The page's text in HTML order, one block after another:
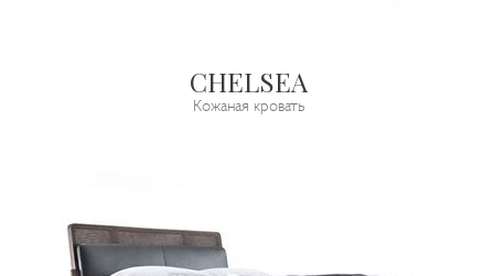
CHELSEA
Кожаная кровать